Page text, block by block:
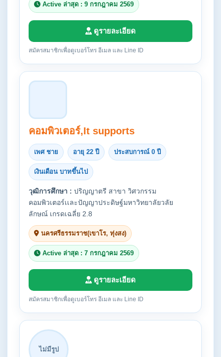
Active ล่าสุด : 9 กรกฎาคม 2569
ดูรายละเอียด
สมัครสมาชิกเพื่อดูเบอร์โทร อีเมล และ Line ID
คอมพิวเตอร์,It supports
เพศ ชาย อายุ 22 ปี ประสบการณ์ 0 ปี
เงินเดือน บาทขึ้นไป
วุฒิการศึกษา : ปริญญาตรี สาขา วิศวกรรม
คอมพิวเตอร์เเละปัญญาประดิษฐ์มหาวิทยาลัยวลัย
ลักษณ์ เกรดเฉลี่ย 2.8
นครศรีธรรมราช(เขาโร, ทุ่งสง)
Active ล่าสุด : 7 กรกฎาคม 2569
ดูรายละเอียด
สมัครสมาชิกเพื่อดูเบอร์โทร อีเมล และ Line ID
ไม่มีรูป